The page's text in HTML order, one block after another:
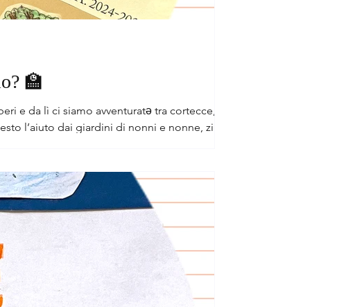
🏫
e da lì ci siamo avventuratə tra cortecce,